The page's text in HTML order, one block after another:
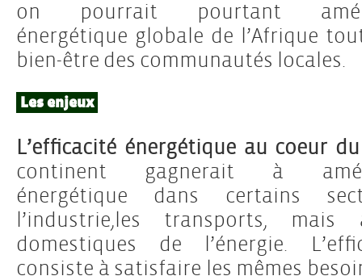
on pourrait pourtant
énergétique globale de l’Afrique
bien-être des communautés locales.
Les enjeux
L’efficacité énergétique au coeur
continent gagnerait à
énergétique dans certains
l’industrie,les transports,
domestiques de l’énergie.
consiste à satisfaire les mêmes